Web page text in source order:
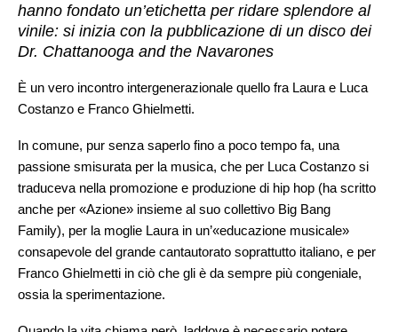
hanno fondato un’etichetta per ridare splendore al
vinile: si inizia con la pubblicazione di un disco dei
Dr. Chattanooga and the Navarones
È un vero incontro intergenerazionale quello fra Laura e Luca
Costanzo e Franco Ghielmetti.
In comune, pur senza saperlo fino a poco tempo fa, una
passione smisurata per la musica, che per Luca Costanzo si
traduceva nella promozione e produzione di hip hop (ha scritto
anche per «Azione» insieme al suo collettivo Big Bang
Family), per la moglie Laura in un’«educazione musicale»
consapevole del grande cantautorato soprattutto italiano, e per
Franco Ghielmetti in ciò che gli è da sempre più congeniale,
ossia la sperimentazione.